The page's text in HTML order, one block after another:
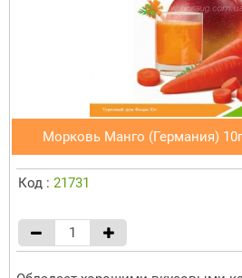
Морковь Манго (Германия)
Код : 21731